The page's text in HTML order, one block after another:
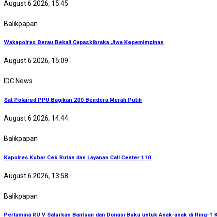
August 6 2026, 15:45
Balikpapan
Wakapolres Berau Bekali Capaskibraka Jiwa Kepemimpinan
August 6 2026, 15:09
IDC News
Sat Polairud PPU Bagikan 200 Bendera Merah Putih
August 6 2026, 14:44
Balikpapan
Kapolres Kubar Cek Rutan dan Layanan Call Center 110
August 6 2026, 13:58
Balikpapan
Pertamina RU V Salurkan Bantuan dan Donasi Buku untuk Anak-anak di Ring-1